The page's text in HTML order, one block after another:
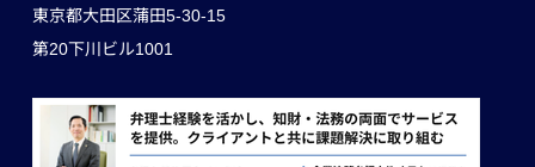
東京都大田区蒲田5-30-15
第20下川ビル1001